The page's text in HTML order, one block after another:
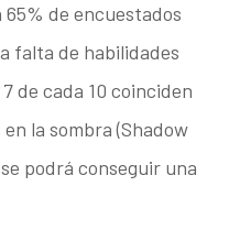
de encuestados
falta de habilidades
de cada 10 coinciden
la sombra (Shadow
podrá conseguir una